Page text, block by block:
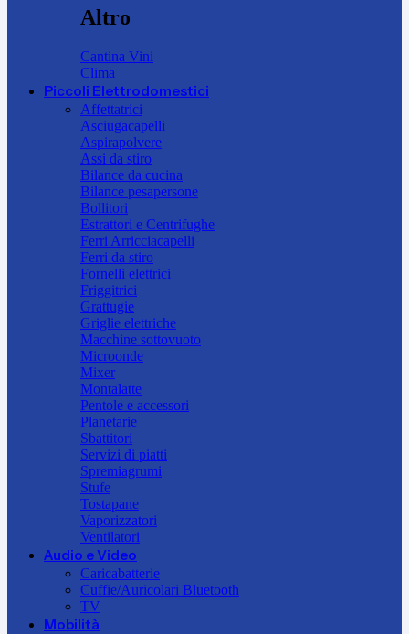
Altro
Cantina Vini
Clima
Piccoli Elettrodomestici
Affettatrici
Asciugacapelli
Aspirapolvere
Assi da stiro
Bilance da cucina
Bilance pesapersone
Bollitori
Estrattori e Centrifughe
Ferri Arricciacapelli
Ferri da stiro
Fornelli elettrici
Friggitrici
Grattugie
Griglie elettriche
Macchine sottovuoto
Microonde
Mixer
Montalatte
Pentole e accessori
Planetarie
Sbattitori
Servizi di piatti
Spremiagrumi
Stufe
Tostapane
Vaporizzatori
Ventilatori
Audio e Video
Caricabatterie
Cuffie/Auricolari Bluetooth
TV
Mobilità